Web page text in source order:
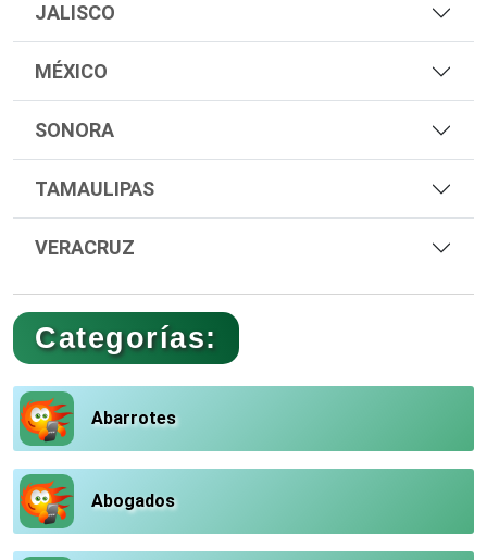
JALISCO
MÉXICO
SONORA
TAMAULIPAS
VERACRUZ
Categorías:
Abarrotes
Abogados